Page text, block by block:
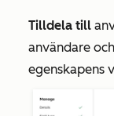
Tilldela till
användare
egenskapens